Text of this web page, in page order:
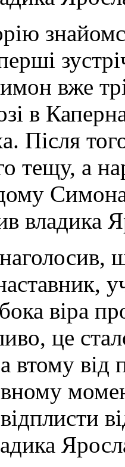
вже
в
Після
тещу, а
владика
віра
це
від